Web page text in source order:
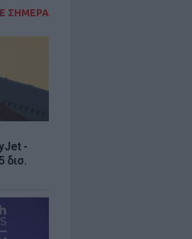
ΣΗΜΕΡΑ
-
δισ.